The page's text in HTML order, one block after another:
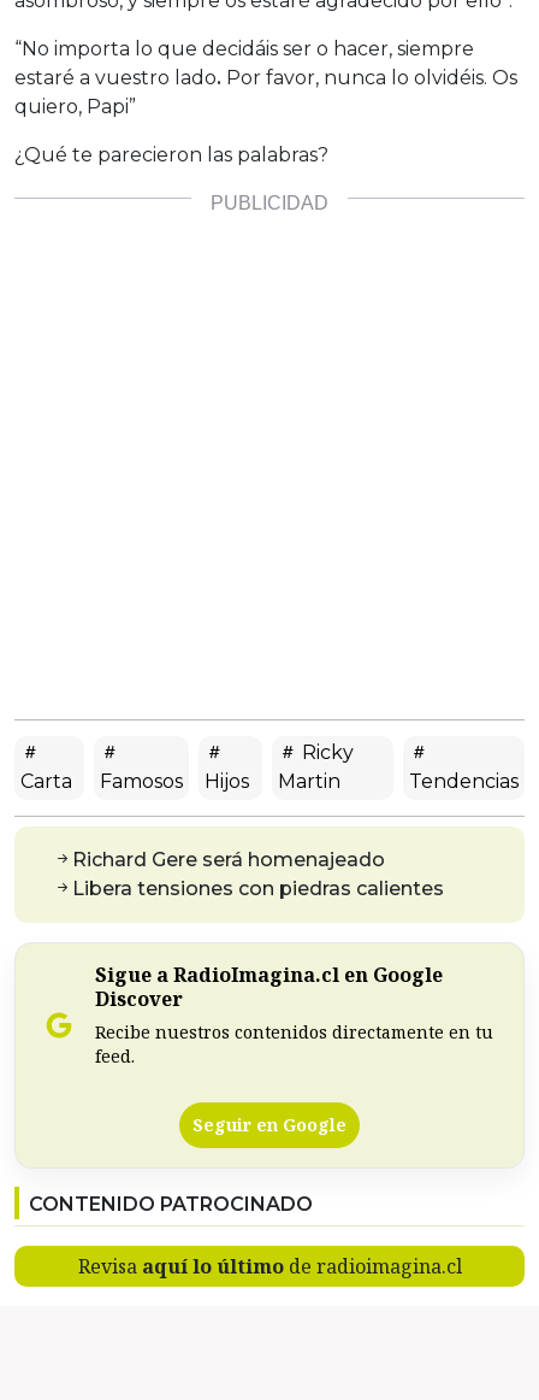
“No importa lo que decidáis ser o hacer, siempre
estaré a vuestro lado. Por favor, nunca lo olvidéis. Os
quiero, Papi”
¿Qué te parecieron las palabras?
Carta Famosos Hijos
Ricky
Martin
Tendencias
Richard Gere será homenajeado
Libera tensiones con piedras calientes
Sigue a RadioImagina.cl en Google
Discover
Recibe nuestros contenidos directamente en tu
feed.
Seguir en Google
CONTENIDO PATROCINADO
Revisa aquí lo últimode radioimagina.cl